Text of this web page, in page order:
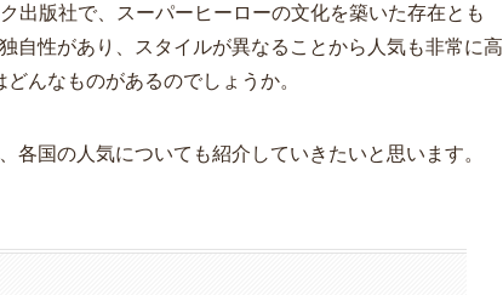
出版社で、スーパーヒーローの文化を築いた存在とも
自性があり、スタイルが異なることから人気も非常に高
んなものがあるのでしょうか。
国の人気についても紹介していきたいと思います。